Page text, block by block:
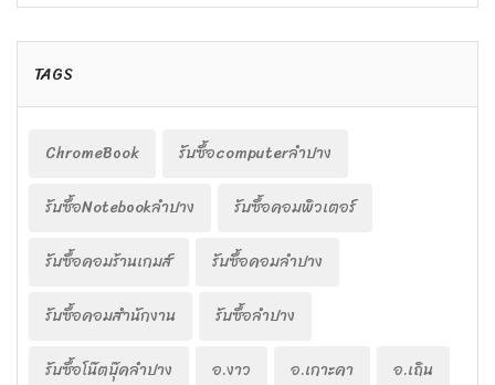
TAGS
ChromeBook
รับซื้อcomputerลำปาง
รับซื้อNotebookลำปาง
รับซื้อคอมพิวเตอร์
รับซื้อคอมร้านเกมส์
รับซื้อคอมลำปาง
รับซื้อคอมสำนักงาน
รับซื้อลำปาง
รับซื้อโน๊ตบุ๊คลำปาง
อ.งาว อ.เกาะคา
อ.เถิน